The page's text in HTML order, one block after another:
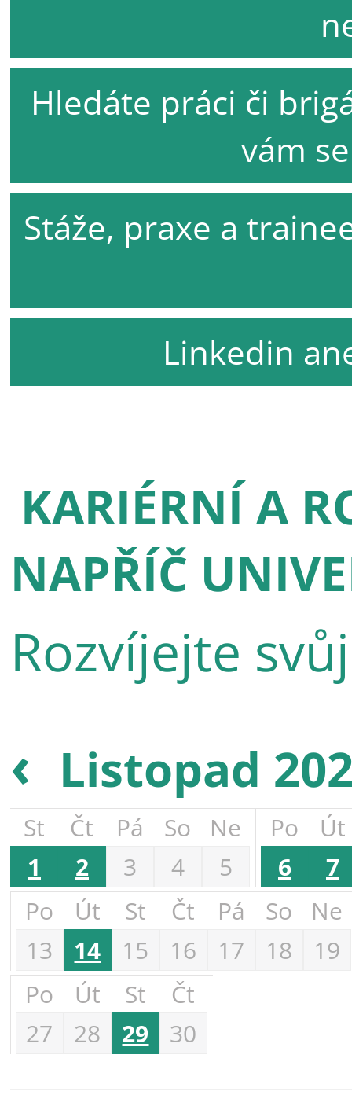
Hledáte práci či
vám
Stáže, praxe a
Linkedin
KARIÉRNÍ A
NAPŘÍČ
Rozvíjejte
‹ Listopad
St Čt Pá So
Ne
1
2 3 4 5
Po
Út
6
7
Po
Út St Čt Pá So
Ne
13
14 15 16 17 18
19
Po
Út St
Čt
27
28 29 30